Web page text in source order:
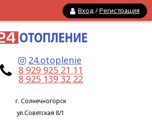
Вход /Регистрация
24.otoplenie
8 929 925 21 11
8 925 139 32 22
г. Солнечногорск
ул.Советская 8/1